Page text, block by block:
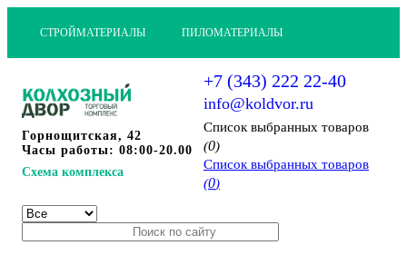
СТРОЙМАТЕРИАЛЫ ПИЛОМАТЕРИАЛЫ
Горнощитская, 42
Часы работы: 08:00-20.00
Схема комплекса
+7 (343) 222 22-40
info@koldvor.ru
Cписок выбранных товаров
(0)
Cписок выбранных товаров
(0)